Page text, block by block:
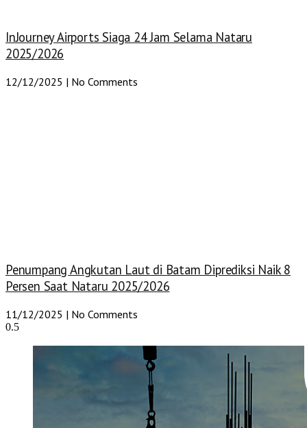
InJourney Airports Siaga 24 Jam Selama Nataru
2025/2026
12/12/2025 No Comments
Penumpang Angkutan Laut di Batam Diprediksi Naik 8
Persen Saat Nataru 2025/2026
11/12/2025 No Comments